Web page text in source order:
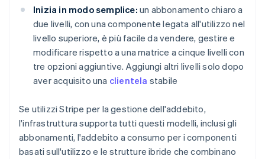
Inizia in modo semplice: un abbonamento chiaro a
due livelli, con una componente legata all'utilizzo nel
livello superiore, è più facile da vendere, gestire e
modificare rispetto a una matrice a cinque livelli con
tre opzioni aggiuntive. Aggiungi altri livelli solo dopo
aver acquisito una clientela stabile
Se utilizzi Stripe per la gestione dell'addebito,
l'infrastruttura supporta tutti questi modelli, inclusi gli
abbonamenti, l'addebito a consumo per i componenti
basati sull'utilizzo e le strutture ibride che combinano